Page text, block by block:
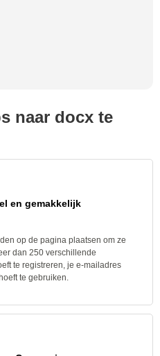
naar docx te
en gemakkelijk
op de pagina plaatsen om ze
dan 250 verschillende
te registreren, je e-mailadres
te gebruiken.